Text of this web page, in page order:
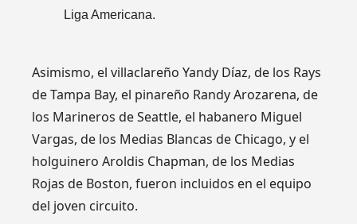
Liga Americana.
Asimismo, el villaclareño Yandy Díaz, de los Rays
de Tampa Bay, el pinareño Randy Arozarena, de
los Marineros de Seattle, el habanero Miguel
Vargas, de los Medias Blancas de Chicago, y el
holguinero Aroldis Chapman, de los Medias
Rojas de Boston, fueron incluidos en el equipo
del joven circuito.